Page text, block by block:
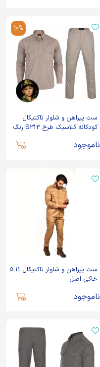
10%
ست پیراهن و شلوار تاکتیکال
کودکانه کلاسیک طرح S313 رنگ
ناموجود
ست پیراهن و شلوار تاکتیکال 5.11
خاکی اصل
ناموجود